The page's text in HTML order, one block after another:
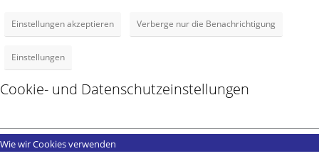
Einstellungen akzeptieren Verberge nur die Benachrichtigung
Einstellungen
Cookie- und Datenschutzeinstellungen
Wie wir Cookies verwenden